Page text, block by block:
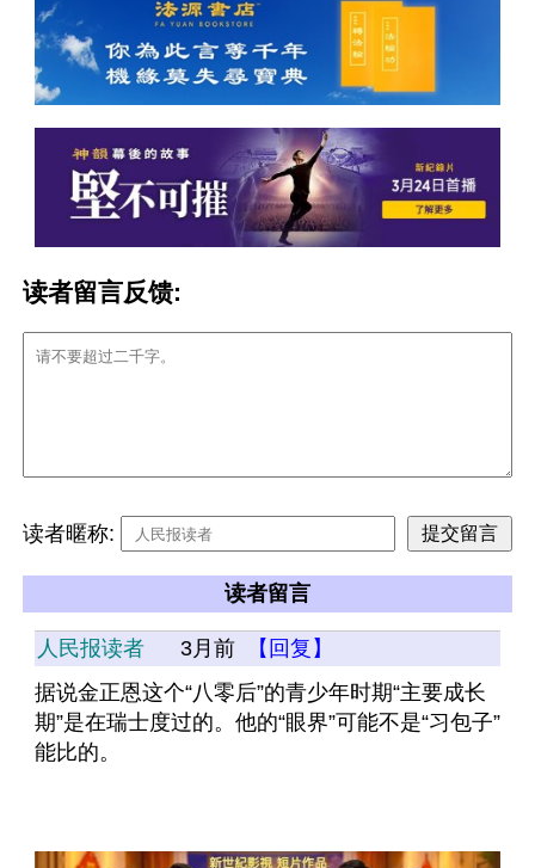
读者留言反馈:
读者暱称:
读者留言
人民报读者 3月前
【回复】
据说金正恩这个“八零后”的青少年时期“主要成长
期”是在瑞士度过的。他的“眼界”可能不是“习包子”
能比的。